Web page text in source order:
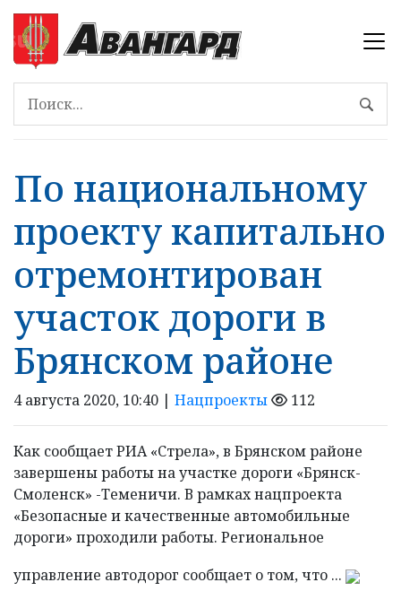
По национальному
проекту капитально
отремонтирован
участок дороги в
Брянском районе
4 августа 2020, 10:40 | Нацпроекты 112
Как сообщает РИА «Стрела», в Брянском районе
завершены работы на участке дороги «Брянск-
Смоленск» -Теменичи. В рамках нацпроекта
«Безопасные и качественные автомобильные
дороги» проходили работы. Региональное
управление автодорог сообщает о том, что ...